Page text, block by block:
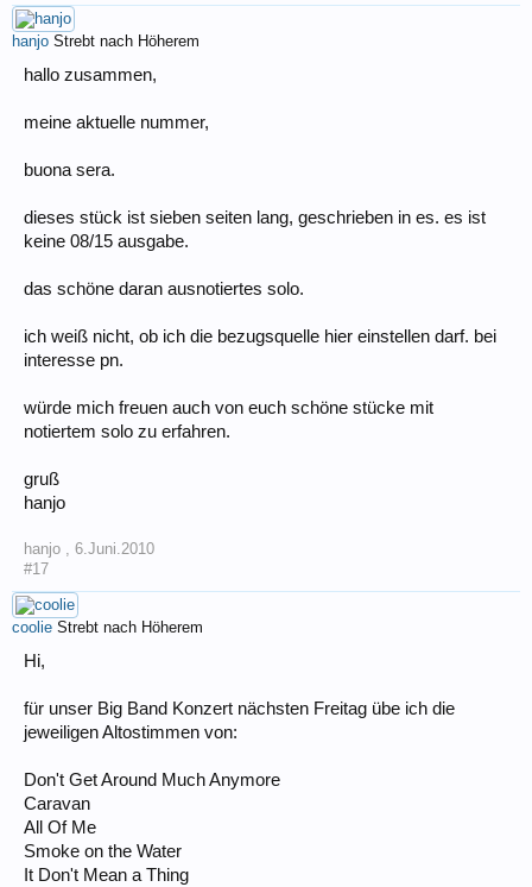
hanjo Strebt nach Höherem
hallo zusammen,
meine aktuelle nummer,
buona sera.
dieses stück ist sieben seiten lang, geschrieben in es. es ist
keine 08/15 ausgabe.
das schöne daran ausnotiertes solo.
ich weiß nicht, ob ich die bezugsquelle hier einstellen darf. bei
interesse pn.
würde mich freuen auch von euch schöne stücke mit
notiertem solo zu erfahren.
gruß
hanjo
hanjo , 6.Juni.2010
#17
coolie Strebt nach Höherem
Hi,
für unser Big Band Konzert nächsten Freitag übe ich die
jeweiligen Altostimmen von:
Don't Get Around Much Anymore
Caravan
All Of Me
Smoke on the Water
It Don't Mean a Thing